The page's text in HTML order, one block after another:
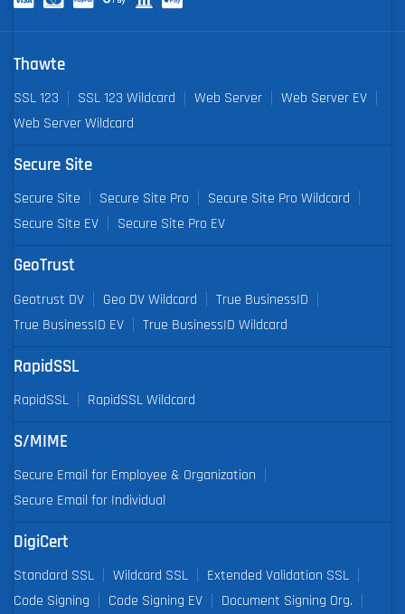
Thawte
SSL 123 SSL 123 Wildcard Web Server
Web Server EV
Web Server Wildcard
Secure Site
Secure Site Secure Site Pro
Secure Site Pro Wildcard
Secure Site EV
Secure Site Pro EV
GeoTrust
Geotrust DV Geo DV Wildcard
True BusinessID
True BusinessID EV
True BusinessID Wildcard
RapidSSL
RapidSSL RapidSSL Wildcard
S/MIME
Secure Email for Employee & Organization
Secure Email for Individual
DigiCert
Standard SSL Wildcard SSL
Extended Validation SSL
Code Signing
Code Signing EV Document Signing Org.